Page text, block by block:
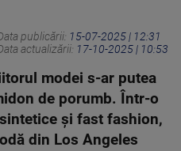
publicării: 15-07-2025 | 12:31
actualizării: 17-10-2025 | 10:53
modei s-ar putea
de porumb. Într-o
și fast fashion,
din Los Angeles